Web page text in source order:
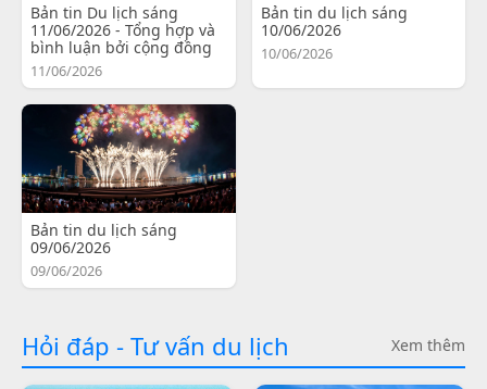
Bản tin Du lịch sáng
11/06/2026 - Tổng hợp và
bình luận bởi cộng đồng
11/06/2026
Bản tin du lịch sáng
10/06/2026
10/06/2026
Bản tin du lịch sáng
09/06/2026
09/06/2026
Hỏi đáp - Tư vấn du lịch Xem thêm